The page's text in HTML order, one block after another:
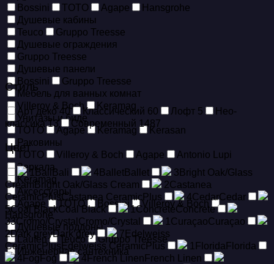
Bossini
TOTO Agape
Hansgrohe
Душевые кабины
Teuco
Gruppo Treesse
Душевые ограждения
Gruppo Treesse
Душевые панели
Bossini
Gruppo Treesse
Мебель для ванных комнат
Villeroy & Boch
Keramag
Унитазы и биде
TOTO
Agape Keramag
Kerasan
Раковины
TOTO
Villeroy & Boch Agape
Antonio Lupi
Зеркала
Keramag
Аксессуары
Agape
TOTO Bossini
Villeroy & Boch
Hansgrohe
Душевые поддоны
Laufen
Teuco
Gruppo Treesse
Инженерная сантехника
Стиль
Арт деко40 Классический 60 Лофт 5
Нео-
классика13 Современный 1487
Цвет
1BaliBali 4 BalletBallet 3 Bright Oak/Glass
CreamBright Oak/Glass Cream 2Castanea
CeramicPlusCastanea CeramicPlus 4CedarCedar
5Coal BlackCoal Black 1ConcreteConcrete
33Cromo/Crystal Cromo/Crystal 1 CuraçaoCuraçao
2Dark greyDark grey 7 Edelweiss
CeramicPlus Edelweiss CeramicPlus 1 Florida Florida
4FogFog 4French Linen French Linen